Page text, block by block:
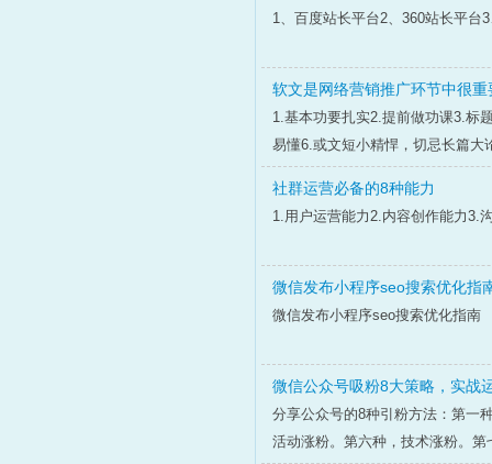
1、百度站长平台2、360站长平台
软文是网络营销推广环节中很
1.基本功要扎实2.提前做功课3.标
易懂6.或文短小精悍，切忌长篇大
社群运营必备的8种能力
1.用户运营能力2.内容创作能力3.
微信发布小程序seo搜索优化指
微信发布小程序seo搜索优化指南
微信公众号吸粉8大策略，实战
分享公众号的8种引粉方法：第一
活动涨粉。第六种，技术涨粉。